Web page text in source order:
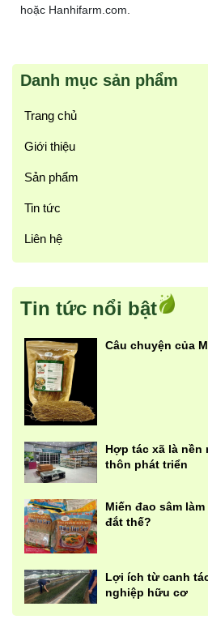
hoặc Hanhifarm.com.
Danh mục sản phẩm
Trang chủ
Giới thiệu
Sản phẩm
Tin tức
Liên hệ
Tin tức nổi bật
Câu chuyện của
Hợp tác xã là nền
thôn phát triển
Miến đao sâm
đắt thế?
Lợi ích từ canh
nghiệp hữu cơ